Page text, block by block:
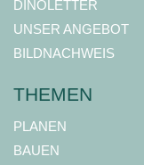
DINOLETTER
UNSER ANGEBOT
BILDNACHWEIS
THEMEN
PLANEN
BAUEN